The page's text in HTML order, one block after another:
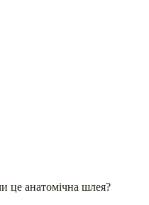
це анатомічна шлея?